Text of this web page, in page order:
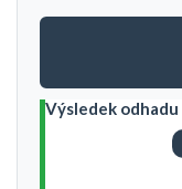
Výsledek odhadu